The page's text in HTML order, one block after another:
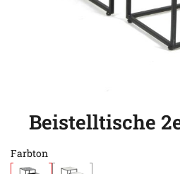
Beistelltische
Farbton